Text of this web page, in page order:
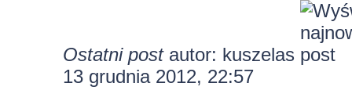
Ostatni post autor: kuszelas
13 grudnia 2012, 22:57